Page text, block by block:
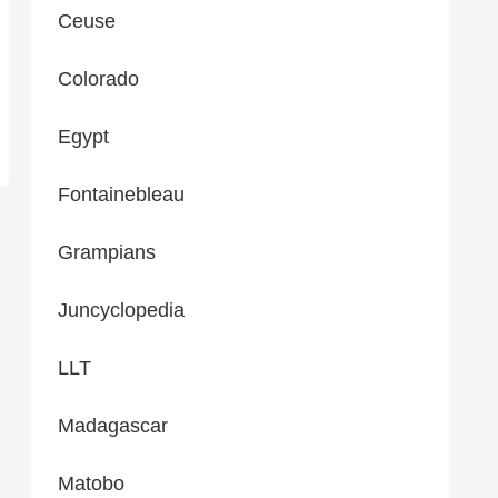
Ceuse
Colorado
Egypt
Fontainebleau
Grampians
Juncyclopedia
LLT
Madagascar
Matobo